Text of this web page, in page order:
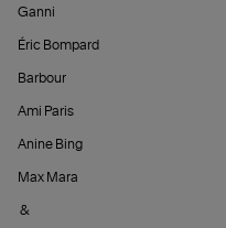
Ganni
Éric Bompard
Barbour
Ami Paris
Anine Bing
Max Mara
&